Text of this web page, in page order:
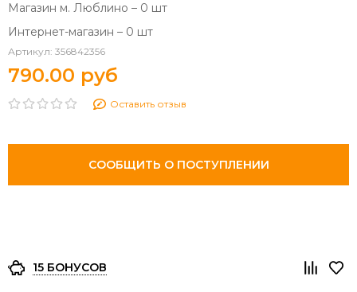
Магазин м. Люблино – 0 шт
Интернет-магазин – 0 шт
Артикул: 356842356
790.00 руб
Оставить отзыв
СООБЩИТЬ О ПОСТУПЛЕНИИ
15 БОНУСОВ